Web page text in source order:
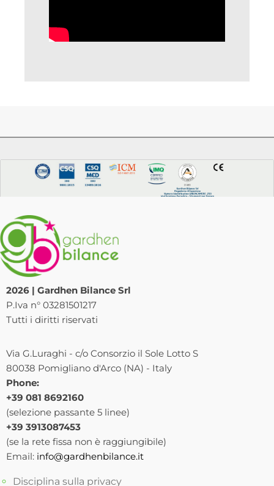
2026 | Gardhen Bilance Srl
P.Iva n° 03281501217
Tutti i diritti riservati
Via G.Luraghi - c/o Consorzio il Sole Lotto S
80038 Pomigliano d'Arco (NA) - Italy
Phone:
+39 081 8692160
(selezione passante 5 linee)
+39 3913087453
(se la rete fissa non è raggiungibile)
Email: info@gardhenbilance.it
Disciplina sulla privacy